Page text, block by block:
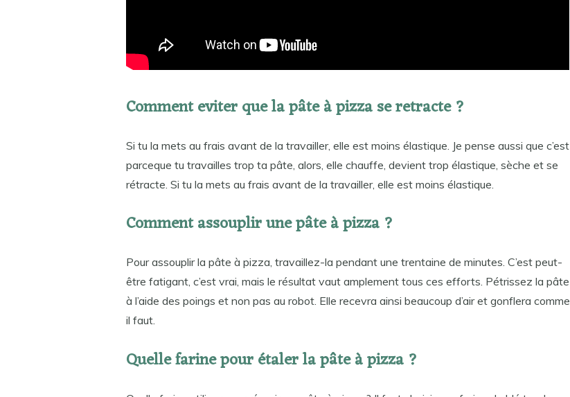
Comment eviter que la pâte à pizza se retracte ?
Si tu la mets au frais avant de la travailler, elle est moins élastique. Je pense aussi que c’est
parceque tu travailles trop ta pâte, alors, elle chauffe, devient trop élastique, sèche et se
rétracte. Si tu la mets au frais avant de la travailler, elle est moins élastique.
Comment assouplir une pâte à pizza ?
Pour assouplir la pâte à pizza, travaillez-la pendant une trentaine de minutes. C’est peut-
être fatigant, c’est vrai, mais le résultat vaut amplement tous ces efforts. Pétrissez la pâte
à l’aide des poings et non pas au robot. Elle recevra ainsi beaucoup d’air et gonflera comme
il faut.
Quelle farine pour étaler la pâte à pizza ?